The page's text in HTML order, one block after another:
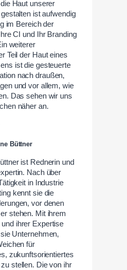
Haut unserer
ist aufwendig
im Bereich der
CI und Ihr Branding
weiterer
Teil der Haut eines
ist die gesteuerte
nach draußen,
und vor allem, wie
Das sehen wir uns
näher an.
Büttner
ist Rednerin und
Nach über
in Industrie
kennt sie die
vor denen
stehen. Mit ihrem
ihrer Expertise
Unternehmen,
für
zukunftsorientiertes
stellen. Die von ihr